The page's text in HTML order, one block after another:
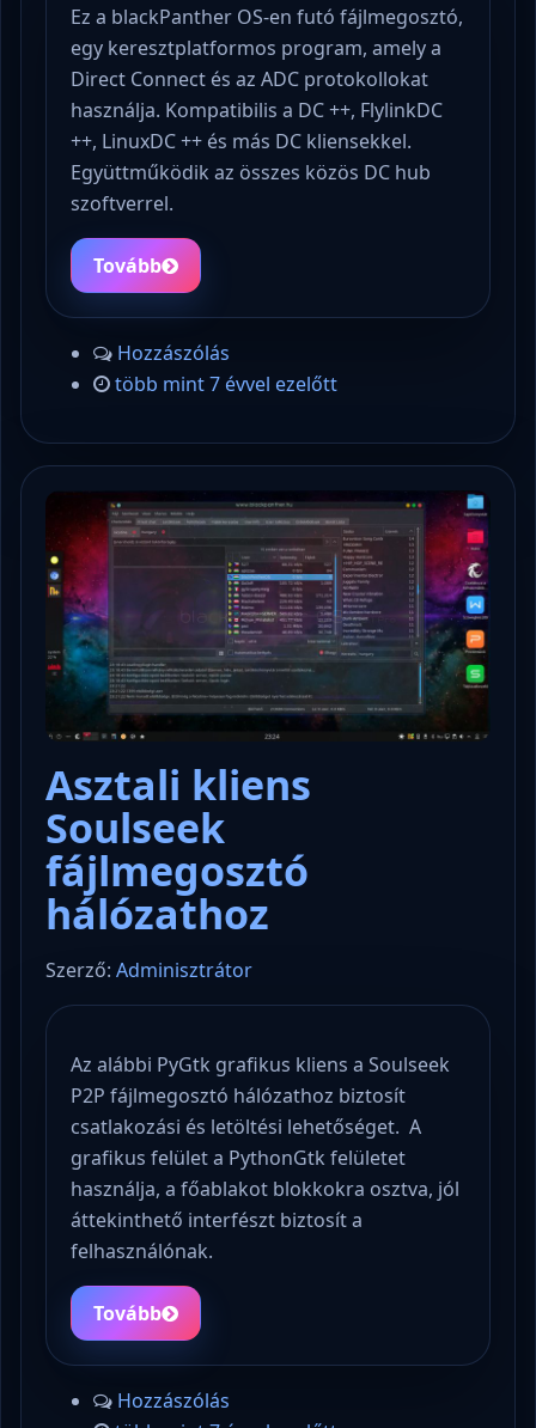
Ez a blackPanther OS-en futó fájlmegosztó,
egy keresztplatformos program, amely a
Direct Connect és az ADC protokollokat
használja. Kompatibilis a DC ++, FlylinkDC
++, LinuxDC ++ és más DC kliensekkel.
Együttműködik az összes közös DC hub
szoftverrel.
Tovább
Hozzászólás
több mint 7 évvel ezelőtt
Asztali kliens
Soulseek
fájlmegosztó
hálózathoz
Szerző: Adminisztrátor
Az alábbi PyGtk grafikus kliens a Soulseek
P2P fájlmegosztó hálózathoz biztosít
csatlakozási és letöltési lehetőséget. A
grafikus felület a PythonGtk felületet
használja, a főablakot blokkokra osztva, jól
áttekinthető interfészt biztosít a
felhasználónak.
Tovább
Hozzászólás